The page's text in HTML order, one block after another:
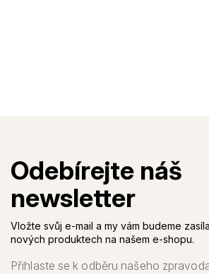
Vložte svůj e-mail a my vám budeme
nových produktech na našem e-shopu.